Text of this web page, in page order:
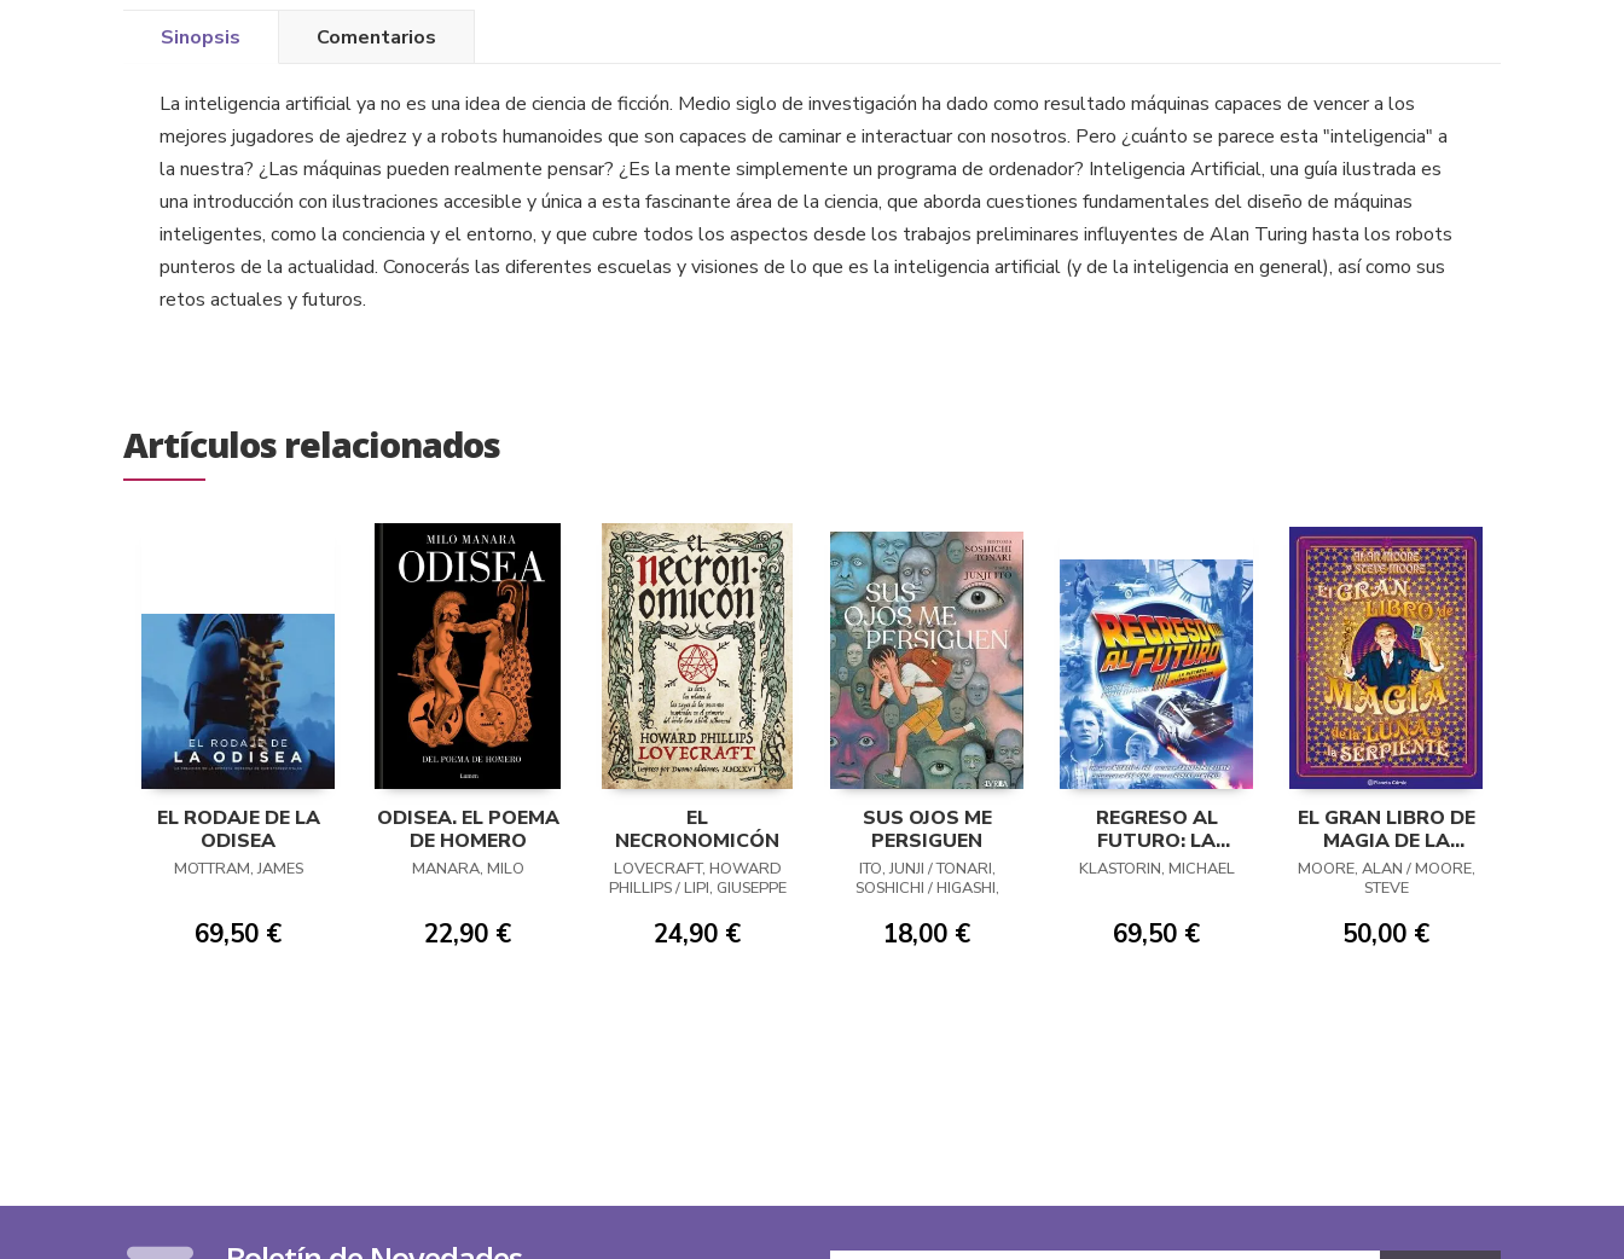
Sinopsis Comentarios
La inteligencia artificial ya no es una idea de ciencia de ficción. Medio siglo de investigación ha dado como resultado máquinas capaces de vencer a los
mejores jugadores de ajedrez y a robots humanoides que son capaces de caminar e interactuar con nosotros. Pero ¿cuánto se parece esta "inteligencia" a
la nuestra? ¿Las máquinas pueden realmente pensar? ¿Es la mente simplemente un programa de ordenador? Inteligencia Artificial, una guía ilustrada es
una introducción con ilustraciones accesible y única a esta fascinante área de la ciencia, que aborda cuestiones fundamentales del diseño de máquinas
inteligentes, como la conciencia y el entorno, y que cubre todos los aspectos desde los trabajos preliminares influyentes de Alan Turing hasta los robots
punteros de la actualidad. Conocerás las diferentes escuelas y visiones de lo que es la inteligencia artificial (y de la inteligencia en general), así como sus
retos actuales y futuros.
Artículos relacionados
EL RODAJE DE LA
ODISEA
MOTTRAM, JAMES
69,50 €
ODISEA. EL POEMA
DE HOMERO
MANARA, MILO
22,90 €
EL
NECRONOMICÓN
LOVECRAFT, HOWARD
PHILLIPS / LIPI, GIUSEPPE
24,90 €
SUS OJOS ME
PERSIGUEN
ITO, JUNJI / TONARI,
SOSHICHI / HIGASHI,
18,00 €
REGRESO AL
FUTURO: LA
HISTORIA VISUAL
KLASTORIN, MICHAEL
69,50 €
EL GRAN LIBRO DE
MAGIA DE LA
LUNA Y LA
SERPIENTE
MOORE, ALAN / MOORE,
STEVE
50,00 €